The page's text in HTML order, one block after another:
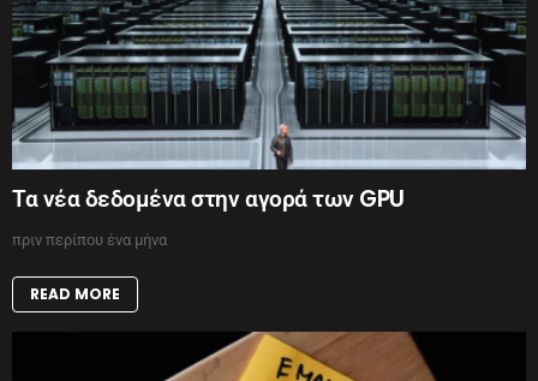
Τα νέα δεδομένα στην αγορά των GPU
πριν περίπου ένα μήνα
READ MORE